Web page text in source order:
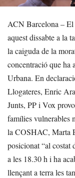
ACN Barcelona – El
aquest dissabte a la
la caiguda de la
concentració que ha
Urbana. En
Llogateres, Enric
Junts, PP i Vox
famílies vulnerables
la COSHAC, Marta
posicionat “al costat
a les 18.30 h i ha
llençant a terra les